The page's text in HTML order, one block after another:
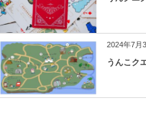
2024年7月
うんこク